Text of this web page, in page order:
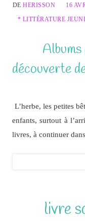
DEHERISSON
16
* LITTÉRATURE
découverte
L’herbe, les petites
enfants, surtout à
livres, à continuer
livre